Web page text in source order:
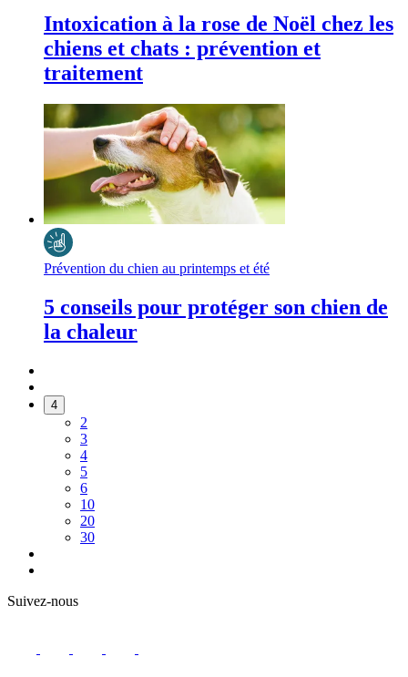
Intoxication à la rose de Noël chez les
chiens et chats : prévention et
traitement
Prévention du chien au printemps et été
5 conseils pour protéger son chien de
la chaleur
4
2
3
4
5
6
10
20
30
Suivez-nous